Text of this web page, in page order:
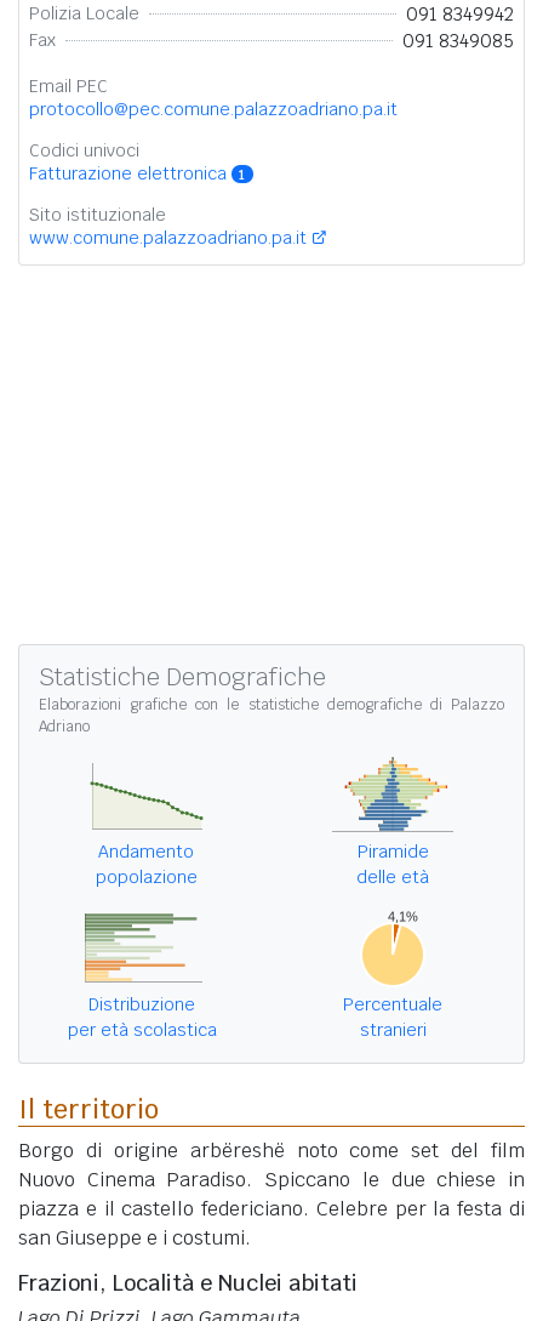
Polizia Locale 091 8349942
Fax 091 8349085
Email PEC
protocollo@pec.comune.palazzoadriano.pa.it
Codici univoci
Fatturazione elettronica
1
Sito istituzionale
www.comune.palazzoadriano.pa.it
Statistiche Demografiche
Elaborazioni grafiche con le statistiche demografiche di Palazzo
Adriano
Andamento
popolazione
Piramide
delle età
Distribuzione
per età scolastica
Percentuale
stranieri
Il territorio
Borgo di origine arbëreshë noto come set del film
Nuovo Cinema Paradiso. Spiccano le due chiese in
piazza e il castello federiciano. Celebre per la festa di
san Giuseppe e i costumi.
Frazioni, Località e Nuclei abitati